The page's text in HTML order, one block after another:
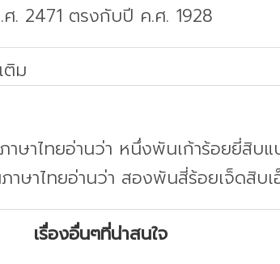
. 2471 ตรงกับปี ค.ศ. 1928
ติม
าษาไทยอ่านว่า หนึ่งพันเก้าร้อยยี่สิบ
าษาไทยอ่านว่า สองพันสี่ร้อยเจ็ดสิบ
เรื่องอื่นๆที่น่าสนใจ